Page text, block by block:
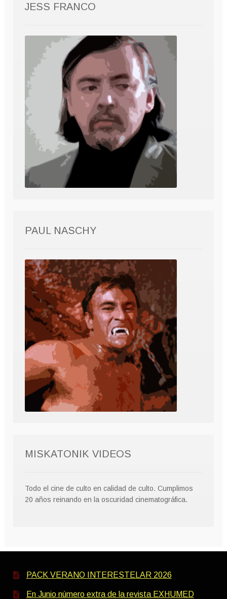
JESS FRANCO
PAUL NASCHY
MISKATONIK VIDEOS
Todo el cine de culto en calidad de culto. Cumplimos
20 años reinando en la oscuridad cinematográfica.
PACK VERANO INTERESTELAR 2026
En Junio número extra de la revista EXHUMED